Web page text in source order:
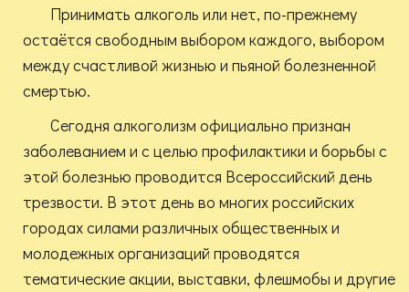
Принимать алкоголь или нет, по-прежнему
остаётся свободным выбором каждого, выбором
между счастливой жизнью и пьяной болезненной
смертью.
Сегодня алкоголизм официально признан
заболеванием и с целью профилактики и борьбы с
этой болезнью проводится Всероссийский день
трезвости. В этот день во многих российских
городах силами различных общественных и
молодежных организаций проводятся
тематические акции, выставки, флешмобы и другие